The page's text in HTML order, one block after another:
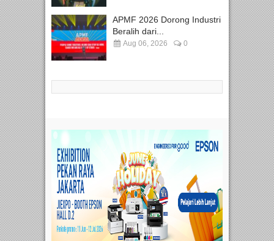
APMF 2026 Dorong Industri
Beralih dari...
Aug 06, 2026 0